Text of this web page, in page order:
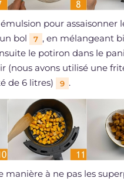
pour assaisonner
bol
7 , en mélangeant
le potiron dans le
(nous avons utilisé une
de 6 litres)
9 .
manière à ne pas les